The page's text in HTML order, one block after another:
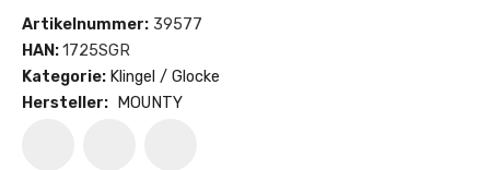
Artikelnummer: 39577
HAN:1725SGR
Kategorie: Klingel / Glocke
Hersteller:
MOUNTY